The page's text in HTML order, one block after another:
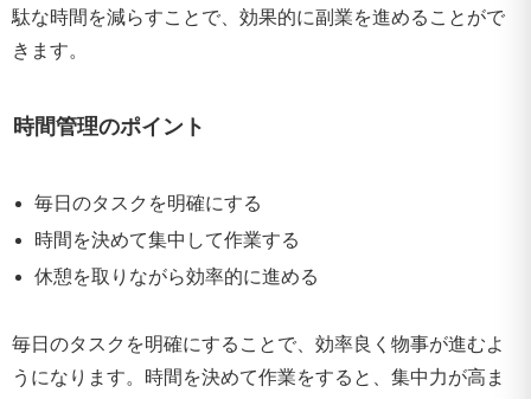
駄な時間を減らすことで、効果的に副業を進めることがで
きます。
時間管理のポイント
毎日のタスクを明確にする
時間を決めて集中して作業する
休憩を取りながら効率的に進める
毎日のタスクを明確にすることで、効率良く物事が進むよ
うになります。時間を決めて作業をすると、集中力が高ま